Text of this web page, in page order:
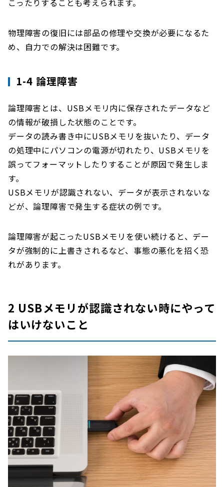
物理障害の復旧には部品の修理や交換が必要になるた
め、自力での解決は困難です。
1-4 論理障害
論理障害とは、USBメモリ内に保存されたデータなど
の情報が破損した状態のことです。
データの読み書き中にUSBメモリを抜いたり、データ
の処理中にパソコンの電源が切れたり、USBメモリを
誤ってフォーマットしたりすることが原因で発生しま
す。
USBメモリが認識されない、データが表示されないな
どが、論理障害で発生する症状の例です。
論理障害が起こったUSBメモリを使い続けると、デー
タが強制的に上書きされるなど、事態の悪化を招く恐
れがあります。
2 USBメモリが認識されない時にやって
はいけないこと